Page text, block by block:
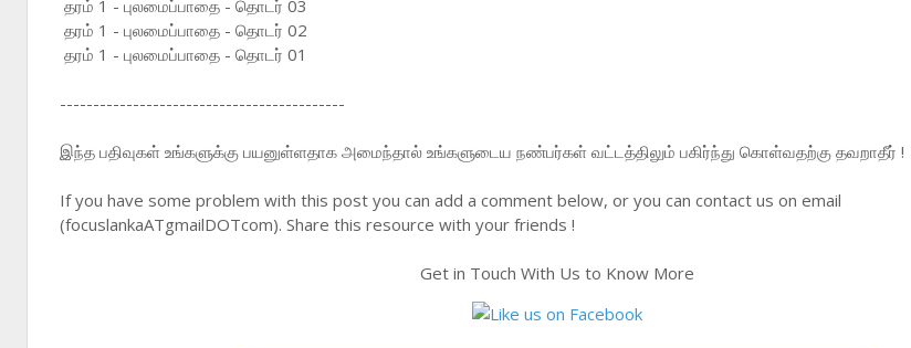
தரம் 1 - புலமைப்பாதை - தொடர் 03
தரம் 1 - புலமைப்பாதை - தொடர் 02
தரம் 1 - புலமைப்பாதை - தொடர் 01
-------------------------------------------
இந்த பதிவுகள் உங்களுக்கு பயனுள்ளதாக அமைந்தால் உங்களுடைய நண்பர்கள் வட்டத்திலும் பகிர்ந்து கொள்வதற்கு தவறாதீர் !
If you have some problem with this post you can add a comment below, or you can contact us on email
(focuslankaATgmailDOTcom). Share this resource with your friends !
Get in Touch With Us to Know More